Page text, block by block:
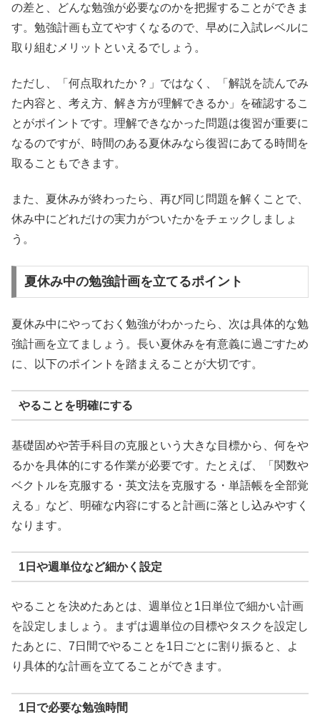
の差と、どんな勉強が必要なのかを把握することができま
す。勉強計画も立てやすくなるので、早めに入試レベルに
取り組むメリットといえるでしょう。
ただし、「何点取れたか？」ではなく、「解説を読んでみ
た内容と、考え方、解き方が理解できるか」を確認するこ
とがポイントです。理解できなかった問題は復習が重要に
なるのですが、時間のある夏休みなら復習にあてる時間を
取ることもできます。
また、夏休みが終わったら、再び同じ問題を解くことで、
休み中にどれだけの実力がついたかをチェックしましょ
う。
夏休み中の勉強計画を立てるポイント
夏休み中にやっておく勉強がわかったら、次は具体的な勉
強計画を立てましょう。長い夏休みを有意義に過ごすため
に、以下のポイントを踏まえることが大切です。
やることを明確にする
基礎固めや苦手科目の克服という大きな目標から、何をや
るかを具体的にする作業が必要です。たとえば、「関数や
ベクトルを克服する・英文法を克服する・単語帳を全部覚
える」など、明確な内容にすると計画に落とし込みやすく
なります。
1日や週単位など細かく設定
やることを決めたあとは、週単位と1日単位で細かい計画
を設定しましょう。まずは週単位の目標やタスクを設定し
たあとに、7日間でやることを1日ごとに割り振ると、よ
り具体的な計画を立てることができます。
1日で必要な勉強時間